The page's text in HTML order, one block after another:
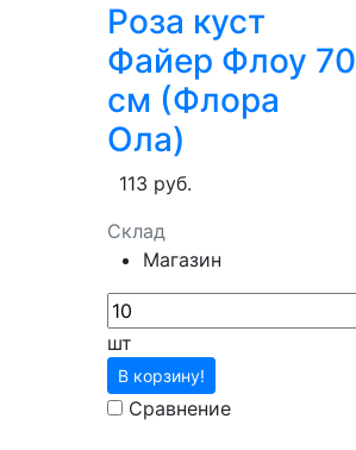
Роза куст
Файер Флоу 70
см (Флора
Ола)
113 руб.
Склад
Магазин
шт
В корзину!
Сравнение